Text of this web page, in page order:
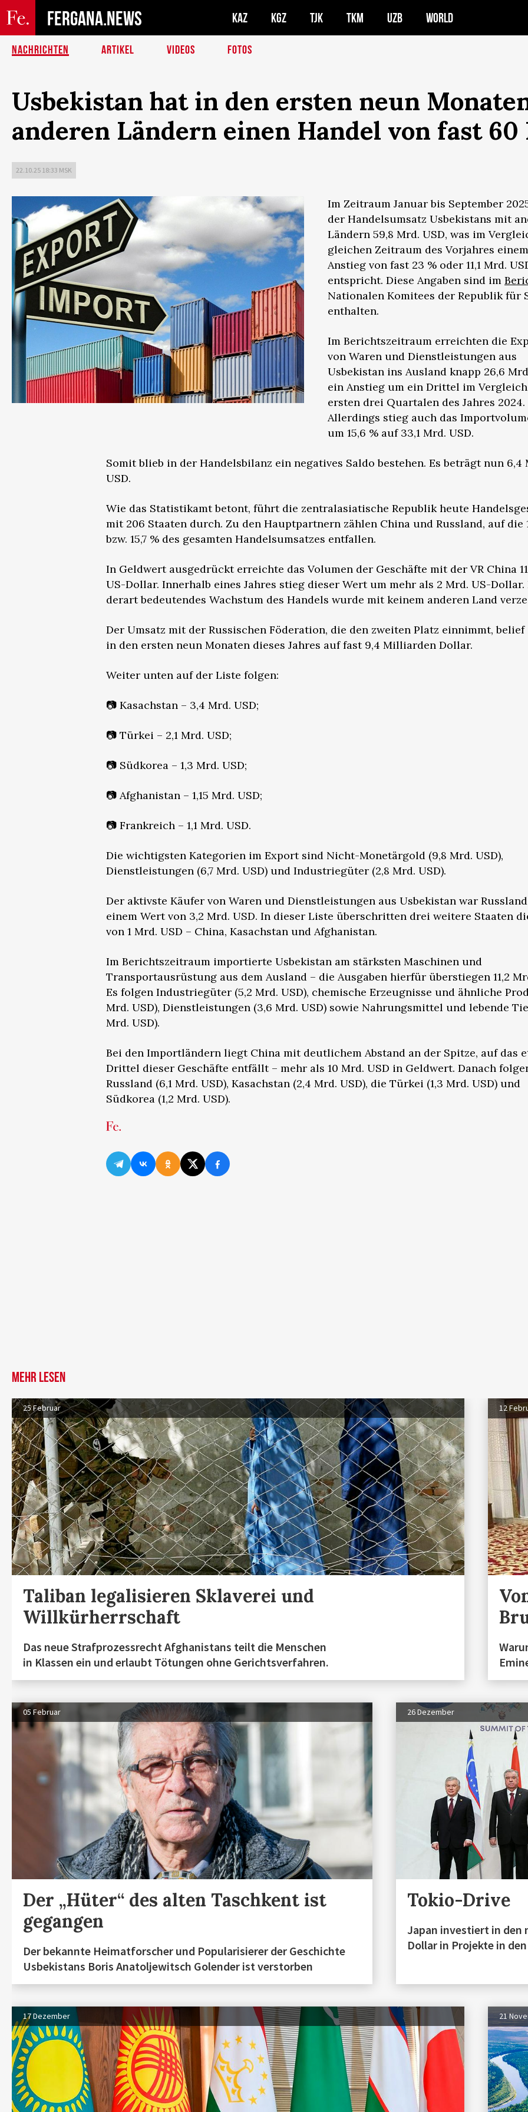
FERGANA.NEWS KAZ KGZ TJK TKM UZB WORLD
NACHRICHTEN ARTIKEL VIDEOS FOTOS
Usbekistan hat in den ersten neun
anderen Ländern einen Handel von fast
22.10.25 18:33 MSK
Im Zeitraum Januar bis September
der Handelsumsatz Usbekistans mit
Ländern 59,8 Mrd. USD, was im
gleichen Zeitraum des Vorjahres einem
Anstieg von fast 23 % oder 11,1 Mrd.
entspricht. Diese Angaben sind im
Nationalen Komitees der Republik für
enthalten.
Im Berichtszeitraum erreichten die
von Waren und Dienstleistungen aus
Usbekistan ins Ausland knapp 26,6
ein Anstieg um ein Drittel im
ersten drei Quartalen des Jahres 2024.
Allerdings stieg auch das
um 15,6 % auf 33,1 Mrd. USD.
Somit blieb in der Handelsbilanz ein negatives Saldo bestehen. Es beträgt nun 6,4
USD.
Wie das Statistikamt betont, führt die zentralasiatische Republik heute
mit 206 Staaten durch. Zu den Hauptpartnern zählen China und Russland, auf die
bzw. 15,7 % des gesamten Handelsumsatzes entfallen.
In Geldwert ausgedrückt erreichte das Volumen der Geschäfte mit der VR China
US-Dollar. Innerhalb eines Jahres stieg dieser Wert um mehr als 2 Mrd. US-Dollar.
derart bedeutendes Wachstum des Handels wurde mit keinem anderen Land
Der Umsatz mit der Russischen Föderation, die den zweiten Platz einnimmt, belief
in den ersten neun Monaten dieses Jahres auf fast 9,4 Milliarden Dollar.
Weiter unten auf der Liste folgen:
📷 Kasachstan – 3,4 Mrd. USD;
📷 Türkei – 2,1 Mrd. USD;
📷 Südkorea – 1,3 Mrd. USD;
📷 Afghanistan – 1,15 Mrd. USD;
📷 Frankreich – 1,1 Mrd. USD.
Die wichtigsten Kategorien im Export sind Nicht-Monetärgold (9,8 Mrd. USD),
Dienstleistungen (6,7 Mrd. USD) und Industriegüter (2,8 Mrd. USD).
Der aktivste Käufer von Waren und Dienstleistungen aus Usbekistan war
einem Wert von 3,2 Mrd. USD. In dieser Liste überschritten drei weitere Staaten
von 1 Mrd. USD – China, Kasachstan und Afghanistan.
Im Berichtszeitraum importierte Usbekistan am stärksten Maschinen und
Transportausrüstung aus dem Ausland – die Ausgaben hierfür überstiegen 11,2
Es folgen Industriegüter (5,2 Mrd. USD), chemische Erzeugnisse und ähnliche
Mrd. USD), Dienstleistungen (3,6 Mrd. USD) sowie Nahrungsmittel und lebende
Mrd. USD).
Bei den Importländern liegt China mit deutlichem Abstand an der Spitze, auf das
Drittel dieser Geschäfte entfällt – mehr als 10 Mrd. USD in Geldwert. Danach
Russland (6,1 Mrd. USD), Kasachstan (2,4 Mrd. USD), die Türkei (1,3 Mrd. USD) und
Südkorea (1,2 Mrd. USD).
Mehr lesen
25 Februar
Taliban legalisieren Sklaverei und
Willkürherrschaft
Das neue Strafprozessrecht Afghanistans teilt die Menschen
in Klassen ein und erlaubt Tötungen ohne Gerichtsverfahren.
12
05 Februar
Der „Hüter“ des alten Taschkent ist
gegangen
Der bekannte Heimatforscher und Popularisierer der Geschichte
Usbekistans Boris Anatoljewitsch Golender ist verstorben
26 Dezember
Tokio-Drive
Japan investiert in den
Dollar in Projekte in
17 Dezember 21